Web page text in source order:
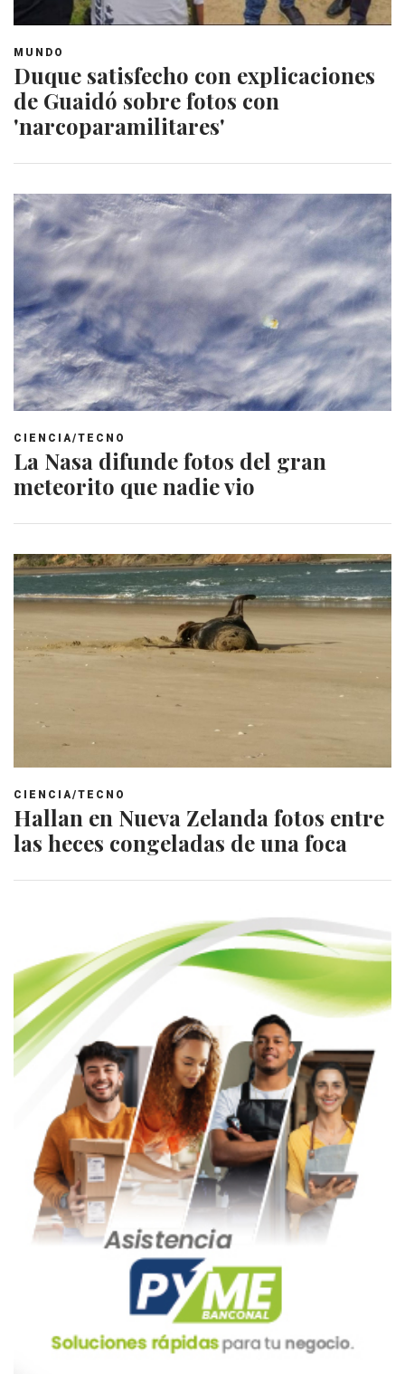
MUNDO
Duque satisfecho con explicaciones
de Guaidó sobre fotos con
'narcoparamilitares'
CIENCIA/TECNO
La Nasa difunde fotos del gran
meteorito que nadie vio
CIENCIA/TECNO
Hallan en Nueva Zelanda fotos entre
las heces congeladas de una foca